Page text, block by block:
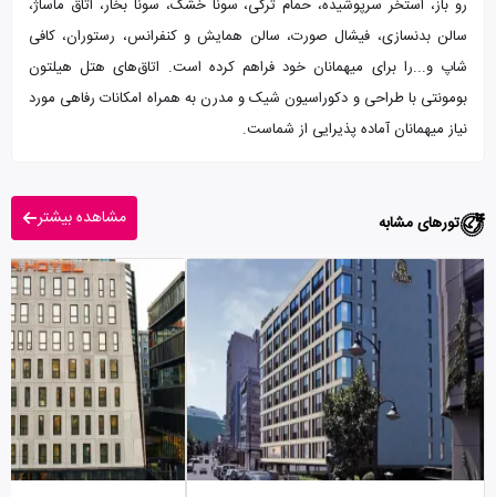
رو باز، استخر سرپوشیده، حمام ترکی، سونا خشک، سونا بخار، اتاق ماساژ،
سالن بدنسازی، فیشال صورت، سالن همایش و کنفرانس، رستوران، کافی
شاپ و...را برای میهمانان خود فراهم کرده است. اتاق‌های هتل هیلتون
بومونتی با طراحی و دکوراسیون شیک و مدرن به همراه امکانات رفاهی مورد
نیاز میهمانان آماده پذیرایی از شماست.
تورهای مشابه مشاهده بیشتر